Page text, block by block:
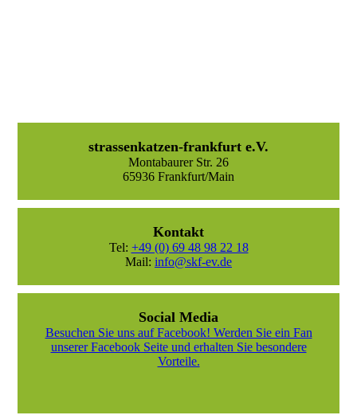
strassenkatzen-frankfurt e.V.
Montabaurer Str. 26
65936 Frankfurt/Main
Kontakt
Tel: +49 (0) 69 48 98 22 18
Mail: info@skf-ev.de
Social Media
Besuchen Sie uns auf Facebook! Werden Sie ein Fan
unserer Facebook Seite und erhalten Sie besondere
Vorteile.